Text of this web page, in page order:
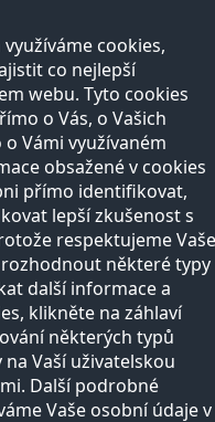
cookies,
co nejlepší
webu. Tyto cookies
o Vás, o Vašich
Vámi využívaném
obsažené v cookies
přímo identifikovat,
lepší zkušenost s
respektujeme Vaše
některé typy
další informace a
klikněte na záhlaví
některých typů
Vaší uživatelskou
Další podrobné
Vaše osobní údaje v